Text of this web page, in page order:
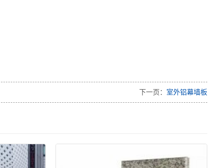
下一页： 室外铝幕墙板